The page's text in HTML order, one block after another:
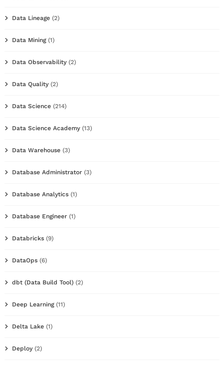
Data Lineage (2)
Data Mining(1)
Data Observability (2)
Data Quality (2)
Data Science (214)
Data Science Academy (13)
Data Warehouse (3)
Database Administrator (3)
Database Analytics (1)
Database Engineer (1)
Databricks (9)
DataOps (6)
dbt (Data Build Tool) (2)
Deep Learning(11)
Delta Lake (1)
Deploy (2)